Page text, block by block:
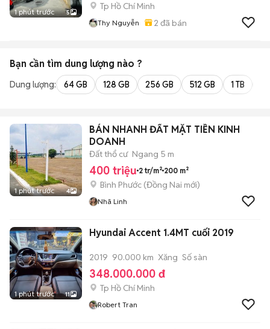
1 phút trước 5
Tp Hồ Chí Minh
Thy Nguyễn 2 đã bán
Bạn cần tìm dung lượng nào ?
Dung lượng: 64 GB 128 GB 256 GB 512 GB 1 TB
1 phút trước 4
BÁN NHANH ĐẤT MẶT TIỀN KINH
DOANH
Đất thổ cư Ngang 5 m
400 triệu 2 tr/m² 200 m²
Bình Phước (Đồng Nai mới)
Nhã Linh
1 phút trước 11
Hyundai Accent 1.4MT cuối 2019
2019 90.000 km Xăng Số sàn
348.000.000 đ
Tp Hồ Chí Minh
Robert Tran